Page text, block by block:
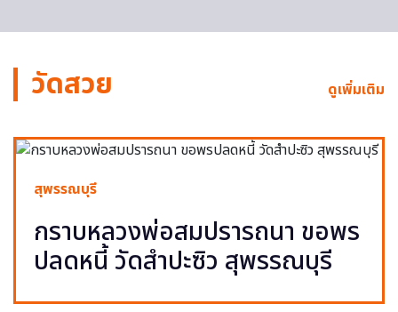
วัดสวย ดูเพิ่มเติม
สุพรรณบุรี
กราบหลวงพ่อสมปรารถนา ขอพร
ปลดหนี้ วัดสำปะซิว สุพรรณบุรี